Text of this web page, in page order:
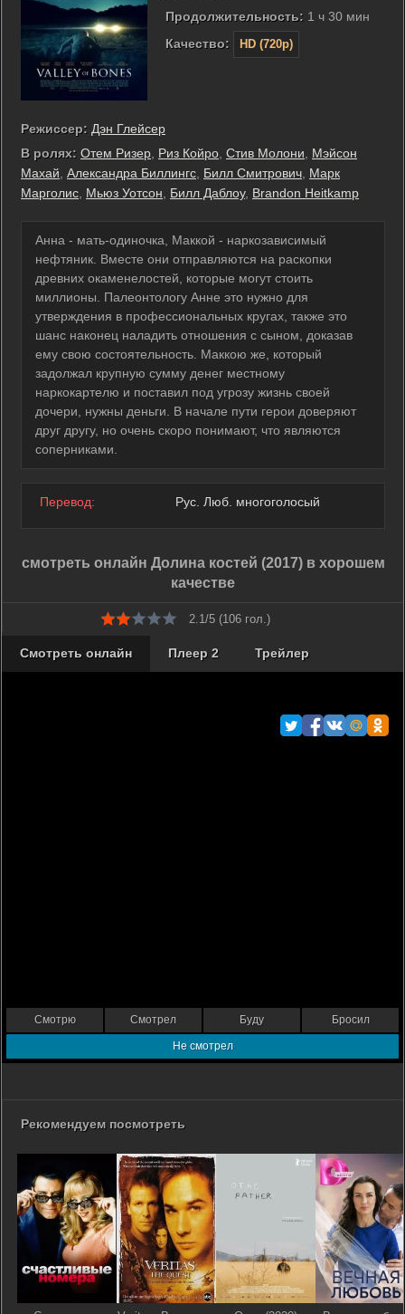
Продолжительность: 1 ч 30 мин
Качество:
HD (720p)
Режиссер: Дэн Глейсер
В ролях: Отем Ризер Риз Койро Стив Молони
Мэйсон
Махай Александра Биллингс Билл Смитрович Марк
Марголис Мьюз Уотсон Билл Даблоу, Brandon Heitkamp
Анна - мать-одиночка, Маккой - наркозависимый
нефтяник. Вместе они отправляются на раскопки
древних окаменелостей, которые могут стоить
миллионы. Палеонтологу Анне это нужно для
утверждения в профессиональных кругах, также это
шанс наконец наладить отношения с сыном, доказав
ему свою состоятельность. Маккою же, который
задолжал крупную сумму денег местному
наркокартелю и поставил под угрозу жизнь своей
дочери, нужны деньги. В начале пути герои доверяют
друг другу, но очень скоро понимают, что являются
соперниками.
Перевод: Рус. Люб. многоголосый
смотреть онлайн Долина костей (2017) в хорошем
качестве
2.1/5 (106гол.)
Смотреть онлайн Плеер 2 Трейлер
Смотрю Смотрел Буду Бросил
Не смотрел
Рекомендуем посмотреть